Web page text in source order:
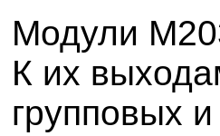
Модули
К их
групповых